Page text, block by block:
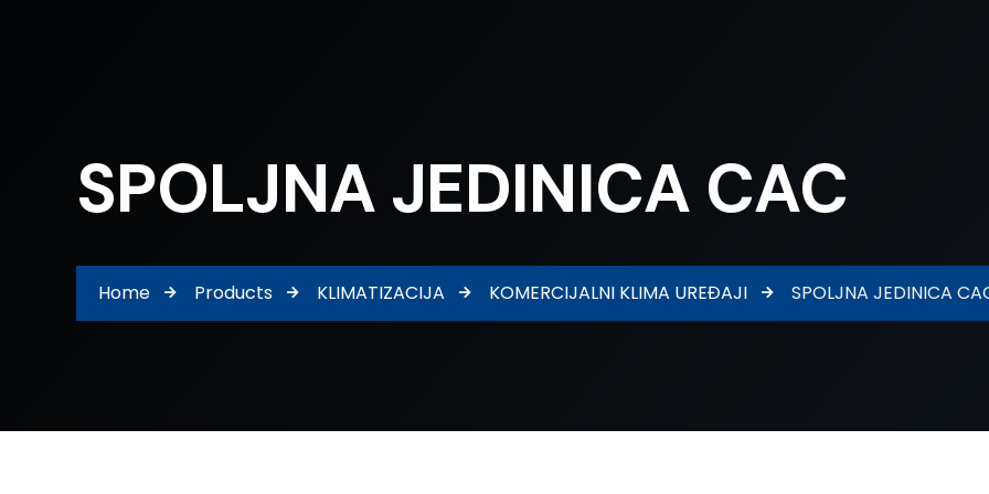
SPOLJNA JEDINICA CAC
Home Products KLIMATIZACIJA KOMERCIJALNI KLIMA UREĐAJI SPOLJNA JEDINICA